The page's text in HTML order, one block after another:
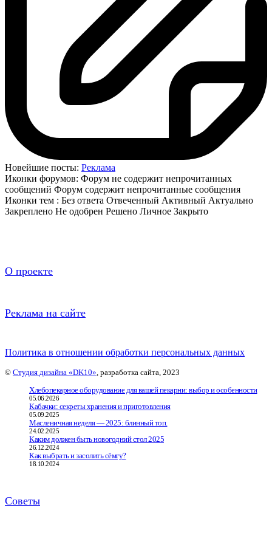
Новейшие посты: Реклама
Иконки форумов: Форум не содержит непрочитанных
сообщений Форум содержит непрочитанные сообщения
Иконки тем : Без ответа Отвеченный Активный Актуально
Закреплено Не одобрен Решено Личное Закрыто
О проекте
Реклама на сайте
Политика в отношении обработки персональных данных
© Студия дизайна «DK10», разработка сайта, 2023
Хлебопекарное оборудование для вашей пекарни: выбор и особенности
05.06.2026
Кабачки: секреты хранения и приготовления
05.09.2025
Масленичная неделя — 2025: блинный топ.
24.02.2025
Каким должен быть новогодний стол 2025
26.12.2024
Как выбрать и засолить сёмгу?
18.10.2024
Советы